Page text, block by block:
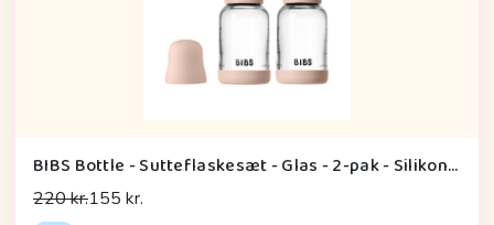
BIBS Bottle - Sutteflaskesæt - Glas - 2-pak - Silikone/Slow Flow/Rund - 120ml - Blush
220 kr.155 kr.